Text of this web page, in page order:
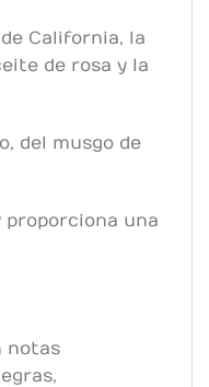
California, la
de rosa y la
del musgo de
una
notas